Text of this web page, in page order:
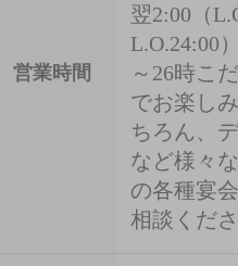
営業時間
翌2:00（
L.O.24:00
～26時こ
でお楽し
ちろん、
など様々
の各種宴
相談くださ